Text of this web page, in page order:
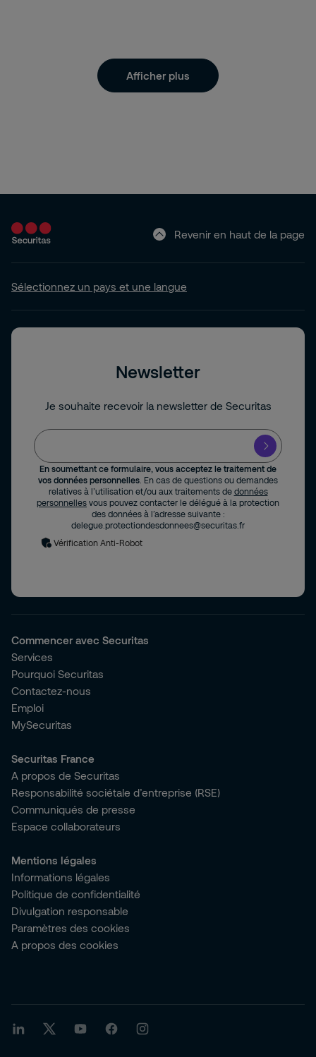
Afficher plus
Revenir en haut de la page
Sélectionnez un pays et une langue
Newsletter
Je souhaite recevoir la newsletter de Securitas
En soumettant ce formulaire, vous acceptez le traitement de
vos données personnelles . En cas de questions ou demandes
relatives à l’utilisation et/ou aux traitements de données
personnelles vous pouvez contacter le délégué à la protection
des données à l’adresse suivante :
delegue.protectiondesdonnees@securitas.fr
Vérification Anti-Robot
Commencer avec Securitas
Services
Pourquoi Securitas
Contactez-nous
Emploi
MySecuritas
Securitas France
A propos de Securitas
Responsabilité sociétale d’entreprise (RSE)
Communiqués de presse
Espace collaborateurs
Mentions légales
Informations légales
Politique de confidentialité
Divulgation responsable
Paramètres des cookies
A propos des cookies